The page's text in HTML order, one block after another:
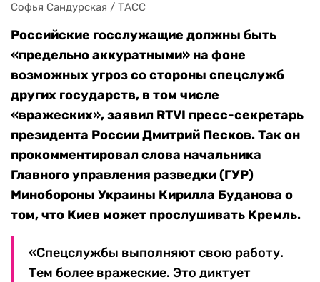
Софья Сандурская / ТАСС
Российские госслужащие должны быть
«предельно аккуратными» на фоне
возможных угроз со стороны спецслужб
других государств, в том числе
«вражеских», заявил RTVI пресс-секретарь
президента России Дмитрий Песков. Так он
прокомментировал слова начальника
Главного управления разведки (ГУР)
Минобороны Украины Кирилла Буданова о
том, что Киев может прослушивать Кремль.
«Спецслужбы выполняют свою работу.
Тем более вражеские. Это диктует